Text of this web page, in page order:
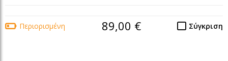
Περιορισμένη Σύγκριση
89,00 €